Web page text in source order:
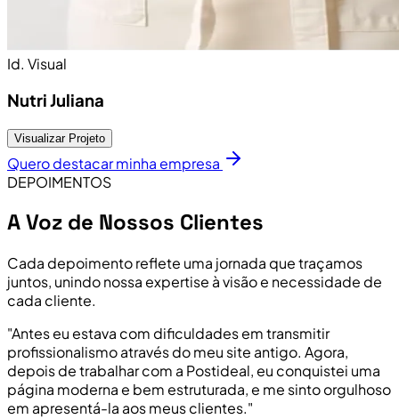
Id. Visual
Nutri Juliana
Visualizar Projeto
Quero destacar minha empresa
DEPOIMENTOS
A Voz de Nossos Clientes
Cada depoimento reflete uma jornada que traçamos
juntos, unindo nossa expertise à visão e necessidade de
cada cliente.
"Antes eu estava com dificuldades em transmitir
profissionalismo através do meu site antigo. Agora,
depois de trabalhar com a Postideal, eu conquistei uma
página moderna e bem estruturada, e me sinto orgulhoso
em apresentá-la aos meus clientes."